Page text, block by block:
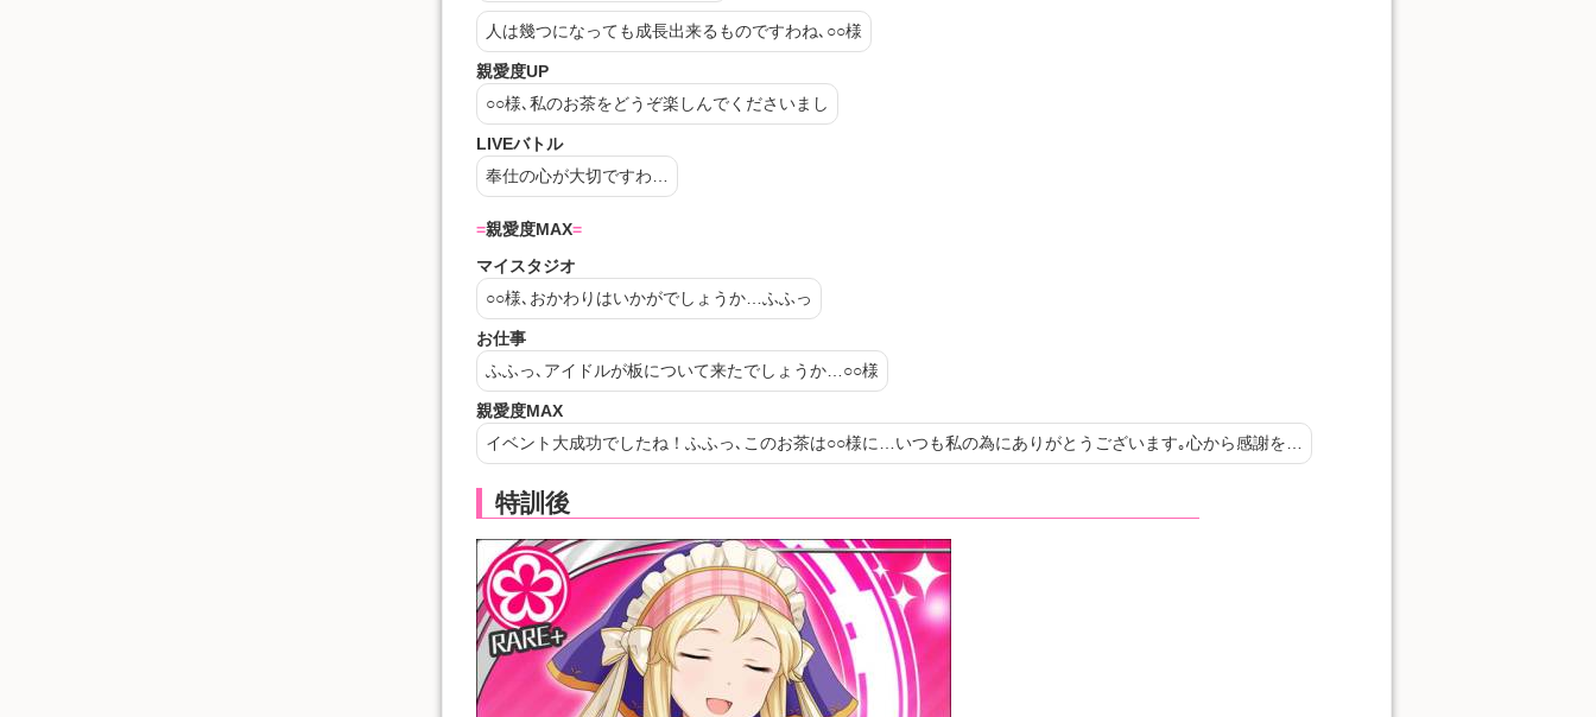
人は幾つになっても成長出来るものですわね､ ○○様
親愛度UP
○○様､私のお茶をどうぞ楽しんでくださいまし
LIVEバトル
奉仕の心が大切ですわ…
親愛度MAX
マイスタジオ
○○様､おかわりはいかがでしょうか…ふふっ
お仕事
ふふっ､アイドルが板について来たでしょうか…○○様
親愛度MAX
イベント大成功でしたね！ふふっ､このお茶は○○様に…いつも私の為にありがとうございます｡心から感謝を…
特訓後